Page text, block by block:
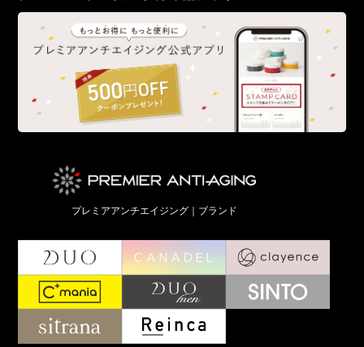
プレミアアンチエイジング｜ブランド